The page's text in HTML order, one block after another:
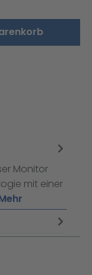
Monitor
mit einer